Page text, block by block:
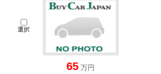
選択
65 万円